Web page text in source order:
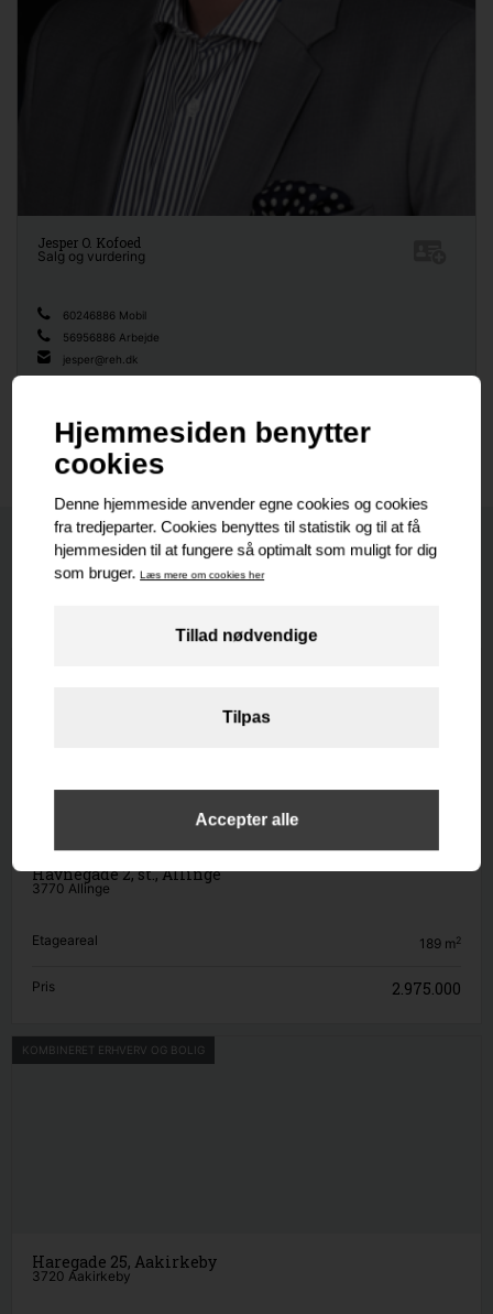
Jesper O. Kofoed
Salg og vurdering
60246886 Mobil
56956886 Arbejde
jesper@reh.dk
Bestil vurdering
Nyeste
Havnegade 2, st., Allinge
3770 Allinge
Etageareal 189 m2
Pris 2.975.000
KOMBINERET ERHVERV OG BOLIG
Haregade 25, Aakirkeby
3720 Aakirkeby